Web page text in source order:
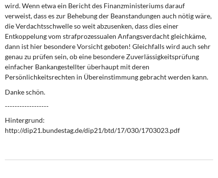
wird. Wenn etwa ein Bericht des Finanzministeriums darauf
verweist, dass es zur Behebung der Beanstandungen auch nötig wäre,
die Verdachtsschwelle so weit abzusenken, dass dies einer
Entkoppelung vom strafprozessualen Anfangsverdacht gleichkäme,
dann ist hier besondere Vorsicht geboten! Gleichfalls wird auch sehr
genau zu prüfen sein, ob eine besondere Zuverlässigkeitsprüfung
einfacher Bankangestellter überhaupt mit deren
Persönlichkeitsrechten in Übereinstimmung gebracht werden kann.
Danke schön.
------------------
Hintergrund:
http://dip21.bundestag.de/dip21/btd/17/030/1703023.pdf